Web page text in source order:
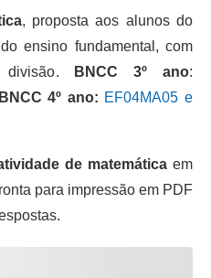
, proposta aos alunos do
ensino fundamental, com
divisão.
BNCC 3º ano:
4º ano: EF04MA05 e
de matemática em
para impressão em PDF